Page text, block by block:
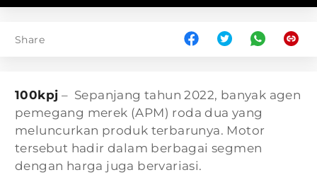
Share
100kpj – Sepanjang tahun 2022, banyak agen
pemegang merek (APM) roda dua yang
meluncurkan produk terbarunya. Motor
tersebut hadir dalam berbagai segmen
dengan harga juga bervariasi.